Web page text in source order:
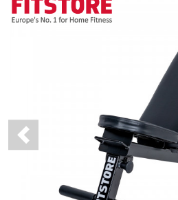
Previous